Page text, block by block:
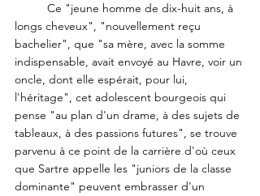
longs cheveux", "nouvellement reçu
bachelier", que "sa mère, avec la somme
indispensable, avait envoyé au Havre, voir un
oncle, dont elle espérait, pour lui,
l'héritage", cet adolescent bourgeois qui
pense "au plan d'un drame, à des sujets de
tableaux, à des passions futures", se trouve
parvenu à ce point de la carrière d'où ceux
que Sartre appelle les "juniors de la classe
dominante" peuvent embrasser d'un